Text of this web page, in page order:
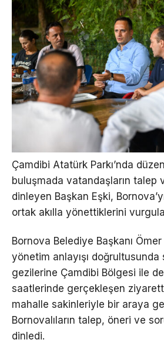
Çamdibi Atatürk Parkı’nda
buluşmada vatandaşların talep
dinleyen Başkan Eşki,
ortak akılla yönettiklerini
Bornova Belediye Başkanı Ömer
yönetim anlayışı
gezilerine Çamdibi Bölgesi ile
saatlerinde gerçekleşen
mahalle sakinleriyle bir araya
Bornovalıların talep, öneri ve
dinledi.